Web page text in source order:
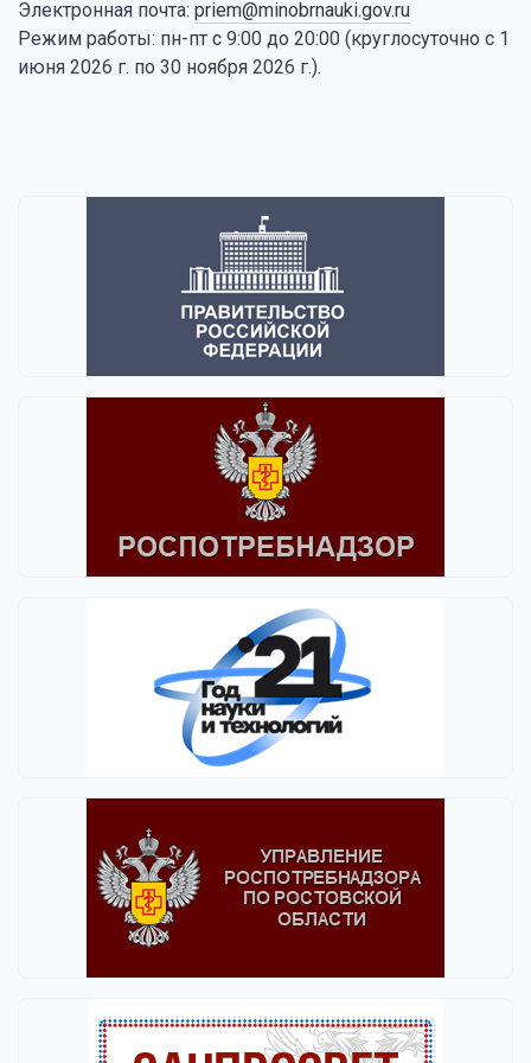
Электронная почта: priem@minobrnauki.gov.ru
Режим работы: пн-пт с 9:00 до 20:00 (круглосуточно с 1
июня 2026 г. по 30 ноября 2026 г.).